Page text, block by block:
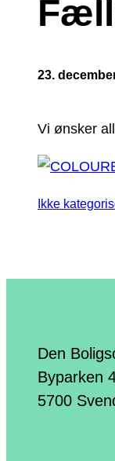
23.
Vi ønsker
Ikke
Den
Byparken
5700